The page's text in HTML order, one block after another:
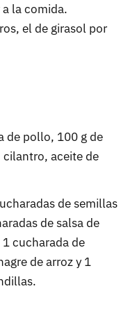
la comida.
el de girasol por
de pollo, 100 g de
aceite de
de semillas
de salsa de
cucharada de
de arroz y 1